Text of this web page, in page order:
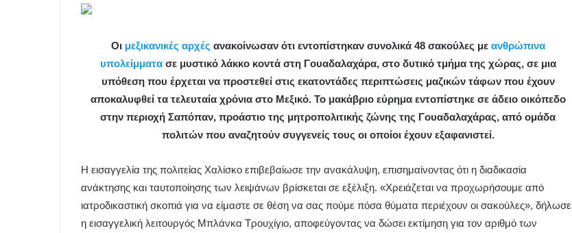
Οι μεξικανικές αρχές ανακοίνωσαν ότι εντοπίστηκαν συνολικά 48 σακούλες με ανθρώπινα
υπολείμματασε μυστικό λάκκο κοντά στη Γουαδαλαχάρα, στο δυτικό τμήμα της χώρας, σε μια
υπόθεση που έρχεται να προστεθεί στις εκατοντάδες περιπτώσεις μαζικών τάφων που έχουν
αποκαλυφθεί τα τελευταία χρόνια στο Μεξικό. Το μακάβριο εύρημα εντοπίστηκε σε άδειο οικόπεδο
στην περιοχή Σαπόπαν, προάστιο της μητροπολιτικής ζώνης της Γουαδαλαχάρας, από ομάδα
πολιτών που αναζητούν συγγενείς τους οι οποίοι έχουν εξαφανιστεί.
Η εισαγγελία της πολιτείας Χαλίσκο επιβεβαίωσε την ανακάλυψη, επισημαίνοντας ότι η διαδικασία
ανάκτησης και ταυτοποίησης των λειψάνων βρίσκεται σε εξέλιξη. «Χρειάζεται να προχωρήσουμε από
ιατροδικαστική σκοπιά για να είμαστε σε θέση να σας πούμε πόσα θύματα περιέχουν οι σακούλες», δήλωσε
η εισαγγελική λειτουργός Μπλάνκα Τρουχίγιο, αποφεύγοντας να δώσει εκτίμηση για τον αριθμό των